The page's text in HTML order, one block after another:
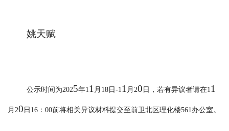
姚天赋
公示时间为2025年11 月 18日-11 月 20 日，若有异议者请在11
月 20 日 16：00前将相关异议材料提交至前卫北区理化楼561办公室。